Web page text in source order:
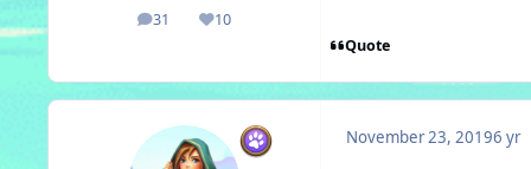
31
posts 10
Reputation
Quote
November 23, 20196 yr